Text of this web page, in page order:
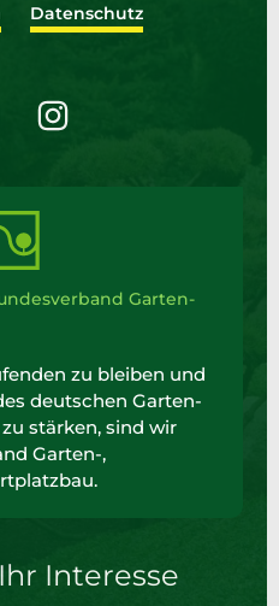
Datenschutz
Garten-
zu bleiben und
deutschen Garten-
stärken, sind wir
Garten-,
Interesse